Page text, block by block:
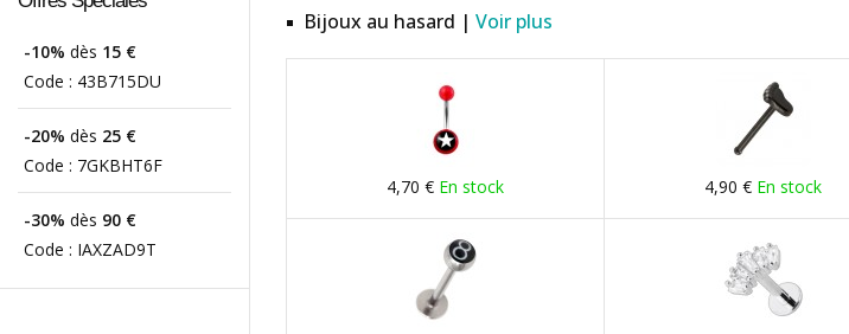
-10% dès 15 €
Code : 43B715DU
-20% dès 25 €
Code : 7GKBHT6F
-30% dès 90 €
Code : IAXZAD9T
Bijoux au hasard | Voir plus
4,70 € En stock 4,90 € En stock